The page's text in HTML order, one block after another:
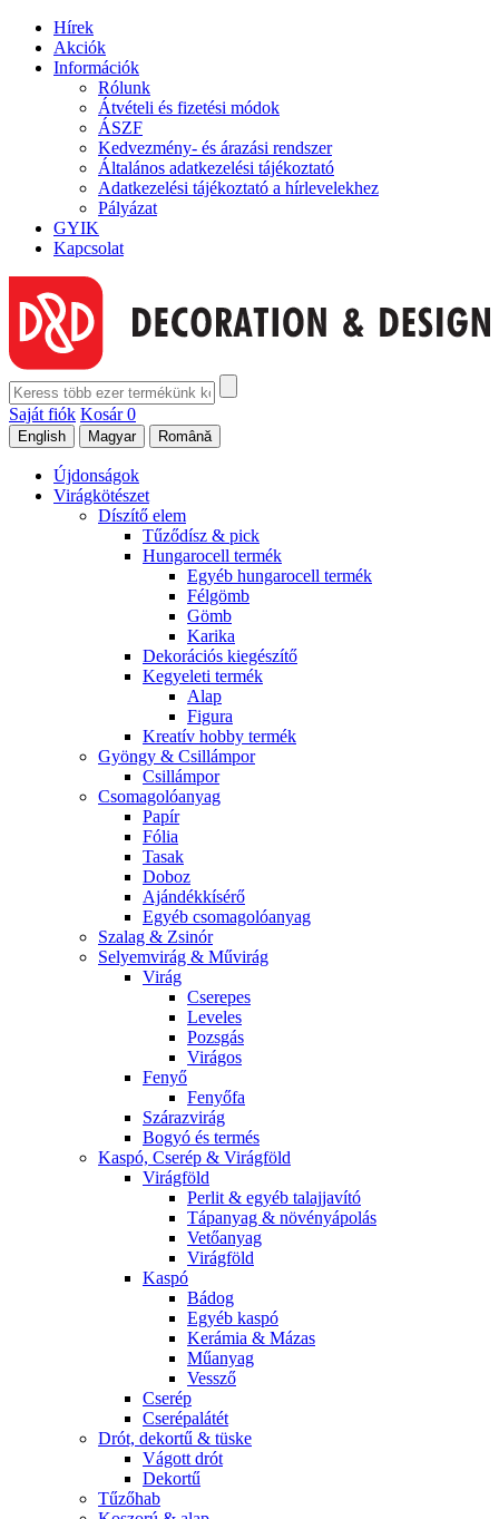
Hírek
Akciók
Információk
Rólunk
Átvételi és fizetési módok
ÁSZF
Kedvezmény- és árazási rendszer
Általános adatkezelési tájékoztató
Adatkezelési tájékoztató a hírlevelekhez
Pályázat
GYIK
Kapcsolat
Saját fiók Kosár 0
Újdonságok
Virágkötészet
Díszítő elem
Tűződísz & pick
Hungarocell termék
Egyéb hungarocell termék
Félgömb
Gömb
Karika
Dekorációs kiegészítő
Kegyeleti termék
Alap
Figura
Kreatív hobby termék
Gyöngy & Csillámpor
Csillámpor
Csomagolóanyag
Papír
Fólia
Tasak
Doboz
Ajándékkísérő
Egyéb csomagolóanyag
Szalag & Zsinór
Selyemvirág & Művirág
Virág
Cserepes
Leveles
Pozsgás
Virágos
Fenyő
Fenyőfa
Szárazvirág
Bogyó és termés
Kaspó, Cserép & Virágföld
Virágföld
Perlit & egyéb talajjavító
Tápanyag & növényápolás
Vetőanyag
Virágföld
Kaspó
Bádog
Egyéb kaspó
Kerámia & Mázas
Műanyag
Vessző
Cserép
Cserépalátét
Drót, dekortű & tüske
Vágott drót
Dekortű
Tűzőhab